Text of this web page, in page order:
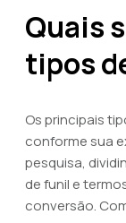
Quais
tipos
Os principais
conforme sua
pesquisa,
de funil e
conversão.